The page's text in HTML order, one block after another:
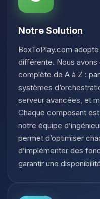
Notre Solution
BoxToPlay.com
différente. Nous
complète de A à Z :
systèmes
serveur avancées, et
Chaque composant
notre équipe
permet d’optimiser
d’implémenter des
garantir une